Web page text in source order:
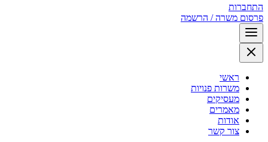
התחברות
פרסום משרה / הרשמה
ראשי
משרות פנויות
מעסיקים
מאמרים
אודות
צור קשר